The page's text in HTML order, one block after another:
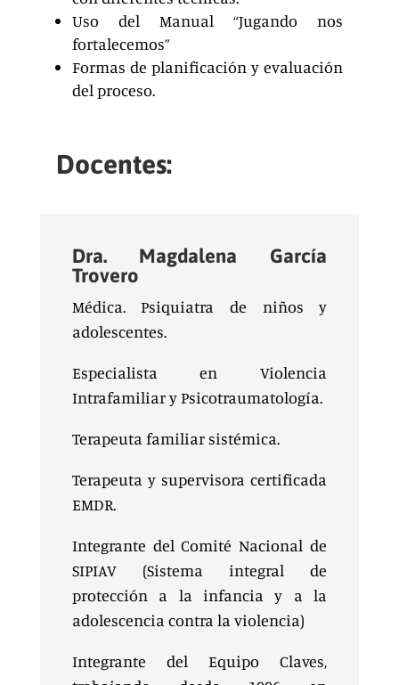
Uso del Manual “Jugando nos
fortalecemos”
Formas de planificación y evaluación
del proceso.
Docentes:
Dra. Magdalena García
Trovero
Médica. Psiquiatra de niños y
adolescentes.
Especialista en Violencia
Intrafamiliar y Psicotraumatología.
Terapeuta familiar sistémica.
Terapeuta y supervisora certificada
EMDR.
Integrante del Comité Nacional de
SIPIAV (Sistema integral de
protección a la infancia y a la
adolescencia contra la violencia)
Integrante del Equipo Claves,